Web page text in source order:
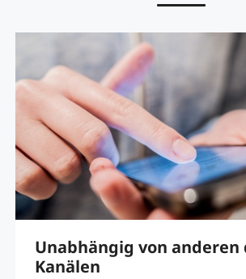
Unabhängig von
Kanälen